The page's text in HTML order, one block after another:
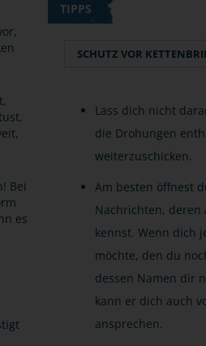
Bei
es
TIPPS
SCHUTZ VOR
Lass dich nicht
die Drohungen
weiterzuschicken.
Am besten öffnest
Nachrichten,
kennst. Wenn dich
möchte, den du
dessen Namen dir
kann er dich auch
ansprechen.